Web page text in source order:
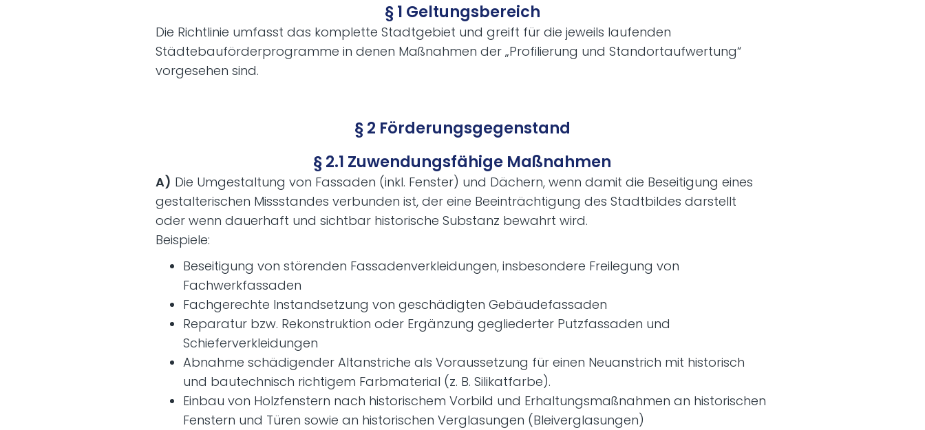
§ 1 Geltungsbereich
Die Richtlinie umfasst das komplette Stadtgebiet und greift für die jeweils laufenden
Städtebauförderprogramme in denen Maßnahmen der „Profilierung und Standortaufwertung“
vorgesehen sind.
§ 2 Förderungsgegenstand
§ 2.1 Zuwendungsfähige Maßnahmen
A) Die Umgestaltung von Fassaden (inkl. Fenster) und Dächern, wenn damit die Beseitigung eines
gestalterischen Missstandes verbunden ist, der eine Beeinträchtigung des Stadtbildes darstellt
oder wenn dauerhaft und sichtbar historische Substanz bewahrt wird.
Beispiele:
Beseitigung von störenden Fassadenverkleidungen, insbesondere Freilegung von
Fachwerkfassaden
Fachgerechte Instandsetzung von geschädigten Gebäudefassaden
Reparatur bzw. Rekonstruktion oder Ergänzung gegliederter Putzfassaden und
Schieferverkleidungen
Abnahme schädigender Altanstriche als Voraussetzung für einen Neuanstrich mit historisch
und bautechnisch richtigem Farbmaterial (z. B. Silikatfarbe).
Einbau von Holzfenstern nach historischem Vorbild und Erhaltungsmaßnahmen an historischen
Fenstern und Türen sowie an historischen Verglasungen (Bleiverglasungen)